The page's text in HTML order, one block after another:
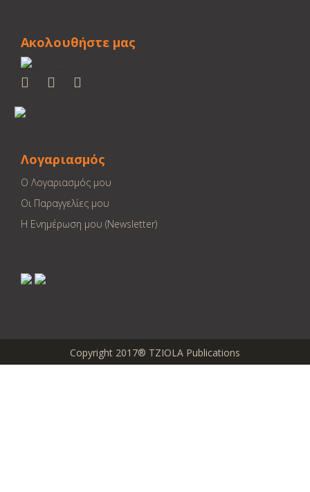
Ακολουθήστε μας
Λογαριασμός
Ο Λογαριασμός μου
Οι Παραγγελίες μου
Η Ενημέρωση μου (Newsletter)
Copyright 2017® TZIOLA Publications